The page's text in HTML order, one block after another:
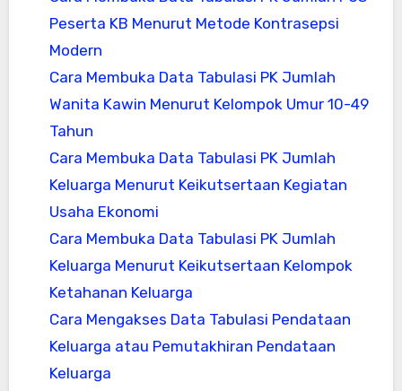
Peserta KB Menurut Metode Kontrasepsi
Modern
Cara Membuka Data Tabulasi PK Jumlah
Wanita Kawin Menurut Kelompok Umur 10-49
Tahun
Cara Membuka Data Tabulasi PK Jumlah
Keluarga Menurut Keikutsertaan Kegiatan
Usaha Ekonomi
Cara Membuka Data Tabulasi PK Jumlah
Keluarga Menurut Keikutsertaan Kelompok
Ketahanan Keluarga
Cara Mengakses Data Tabulasi Pendataan
Keluarga atau Pemutakhiran Pendataan
Keluarga